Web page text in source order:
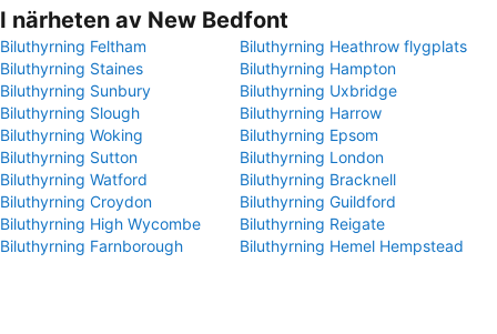
I närheten av New Bedfont
Biluthyrning Feltham
Biluthyrning Heathrow flygplats
Biluthyrning Staines
Biluthyrning Hampton
Biluthyrning Sunbury
Biluthyrning Uxbridge
Biluthyrning Slough
Biluthyrning Harrow
Biluthyrning Woking
Biluthyrning Epsom
Biluthyrning Sutton
Biluthyrning London
Biluthyrning Watford
Biluthyrning Bracknell
Biluthyrning Croydon
Biluthyrning Guildford
Biluthyrning High Wycombe
Biluthyrning Reigate
Biluthyrning Farnborough
Biluthyrning Hemel Hempstead